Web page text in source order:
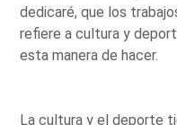
dedicaré, que los
refiere a cultura y
esta manera de hacer.
La cultura y el deporte